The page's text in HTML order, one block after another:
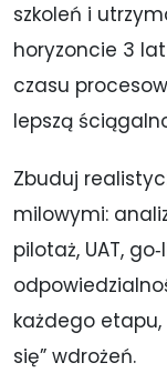
szkoleń i
horyzoncie 3
czasu
lepszą
Zbuduj
milowymi:
pilotaż, UAT,
każdego
się” wdrożeń.